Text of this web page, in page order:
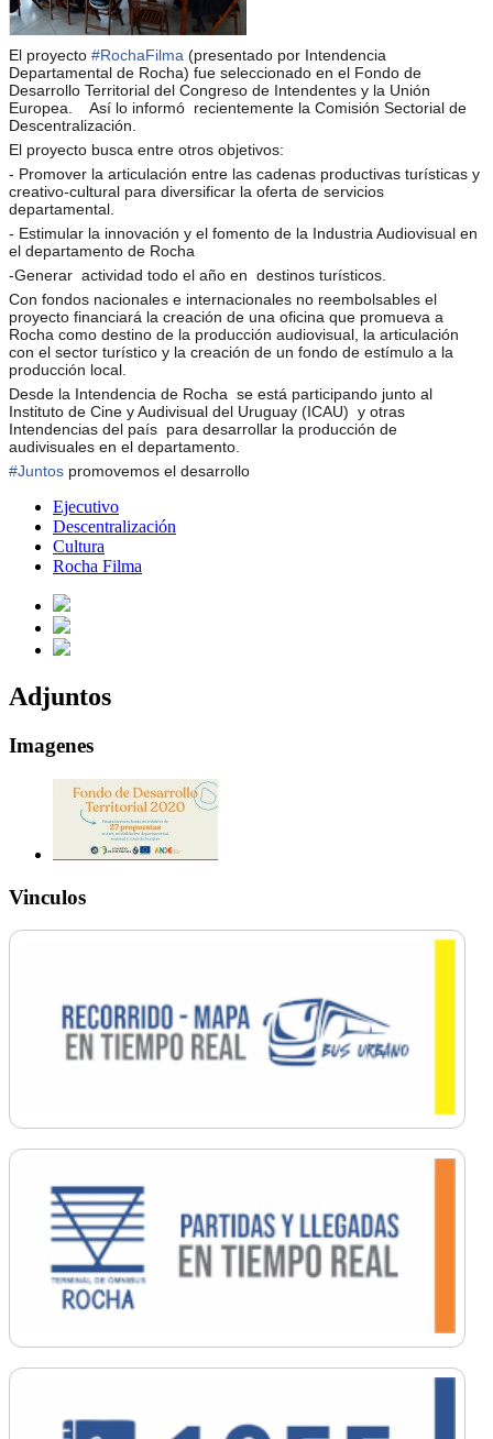
El proyecto #RochaFilma (presentado por Intendencia
Departamental de Rocha) fue seleccionado en el Fondo de
Desarrollo Territorial del Congreso de Intendentes y la Unión
Europea. Así lo informó recientemente la Comisión Sectorial de
Descentralización.
El proyecto busca entre otros objetivos:
- Promover la articulación entre las cadenas productivas turísticas y
creativo-cultural para diversificar la oferta de servicios
departamental.
- Estimular la innovación y el fomento de la Industria Audiovisual en
el departamento de Rocha
-Generar actividad todo el año en destinos turísticos.
Con fondos nacionales e internacionales no reembolsables el
proyecto financiará la creación de una oficina que promueva a
Rocha como destino de la producción audiovisual, la articulación
con el sector turístico y la creación de un fondo de estímulo a la
producción local.
Desde la Intendencia de Rocha se está participando junto al
Instituto de Cine y Audivisual del Uruguay (ICAU) y otras
Intendencias del país para desarrollar la producción de
audivisuales en el departamento.
#Juntos promovemos el desarrollo
Ejecutivo
Descentralización
Cultura
Rocha Filma
Adjuntos
Imagenes
Vinculos